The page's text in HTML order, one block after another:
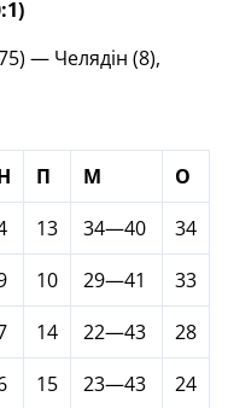
— Челядін (8),
П М
О
13 34—40
34
10 29—41
33
14 22—43
28
15 23—43
24